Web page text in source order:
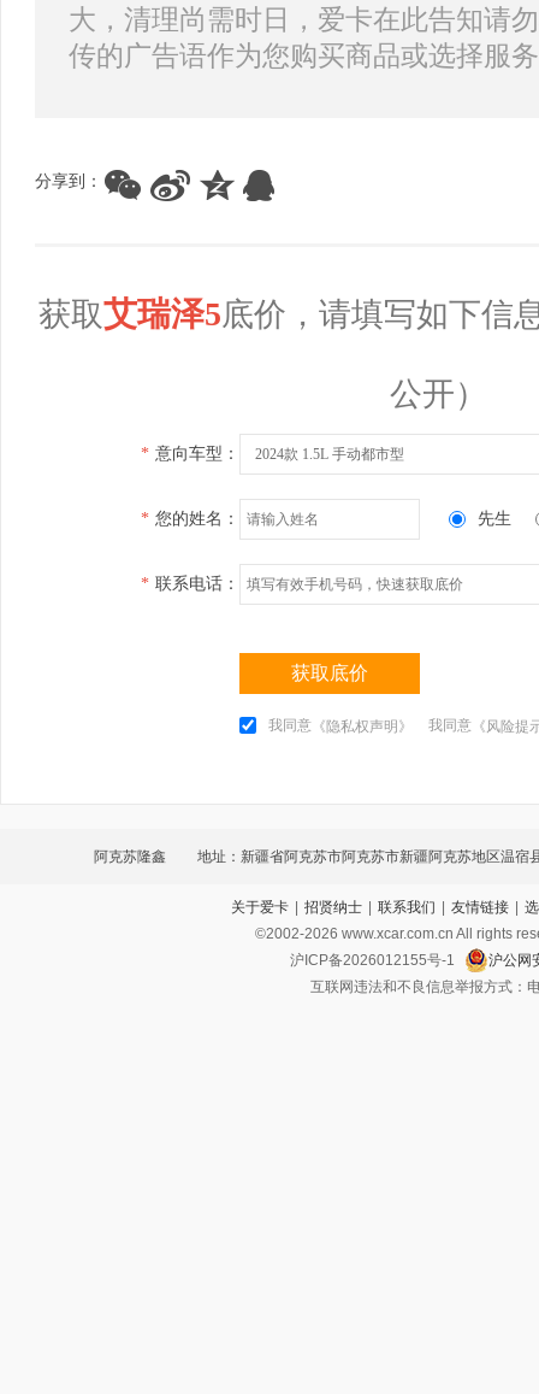
大，清理尚需时日，爱卡在此告知请
传的广告语作为您购买商品或选择服
分享到：
获取艾瑞泽5底价，请填写如下信
公开）
* 意向车型： 2024款 1.5L 手动都市型
* 您的姓名： 先生
* 联系电话：
获取底价
我同意 《隐私权声明》 我同意 《风险提
阿克苏隆鑫 地址：新疆省阿克苏市阿克苏市新疆阿克苏地区温宿
汽车城综合展厅A2-1、A1-2
关于爱卡 | 招贤纳士 | 联系我们 | 友情链接 |
©2002-2026 www.xcar.com.cn All rights
沪ICP备2026012155号-1
沪公网
互联网违法和不良信息举报方式：